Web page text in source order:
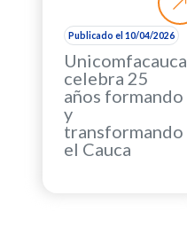
Publicado el 10/04/2026
Unicomfacauca
celebra 25
años formando
y
transformando
el Cauca